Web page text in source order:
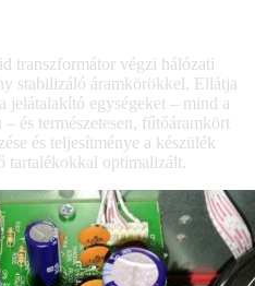
transzformátor végzi hálózati
stabilizáló áramkörökkel. Ellátja
jelátalakító egységeket – mind a
és természetesen, fűtőáramkört
és teljesítménye a készülék
tartalékokkal optimalizált.